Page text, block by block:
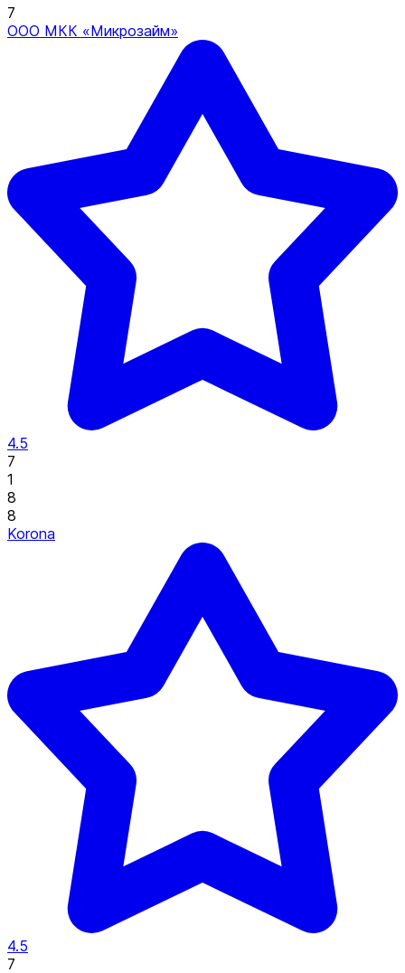
7
ООО МКК «Микрозайм»
4.5
7
1
8
8
Korona
4.5
7